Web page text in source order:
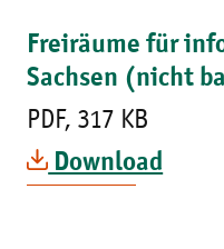
Freiräume für
Sachsen (nicht
PDF, 317 KB
Download